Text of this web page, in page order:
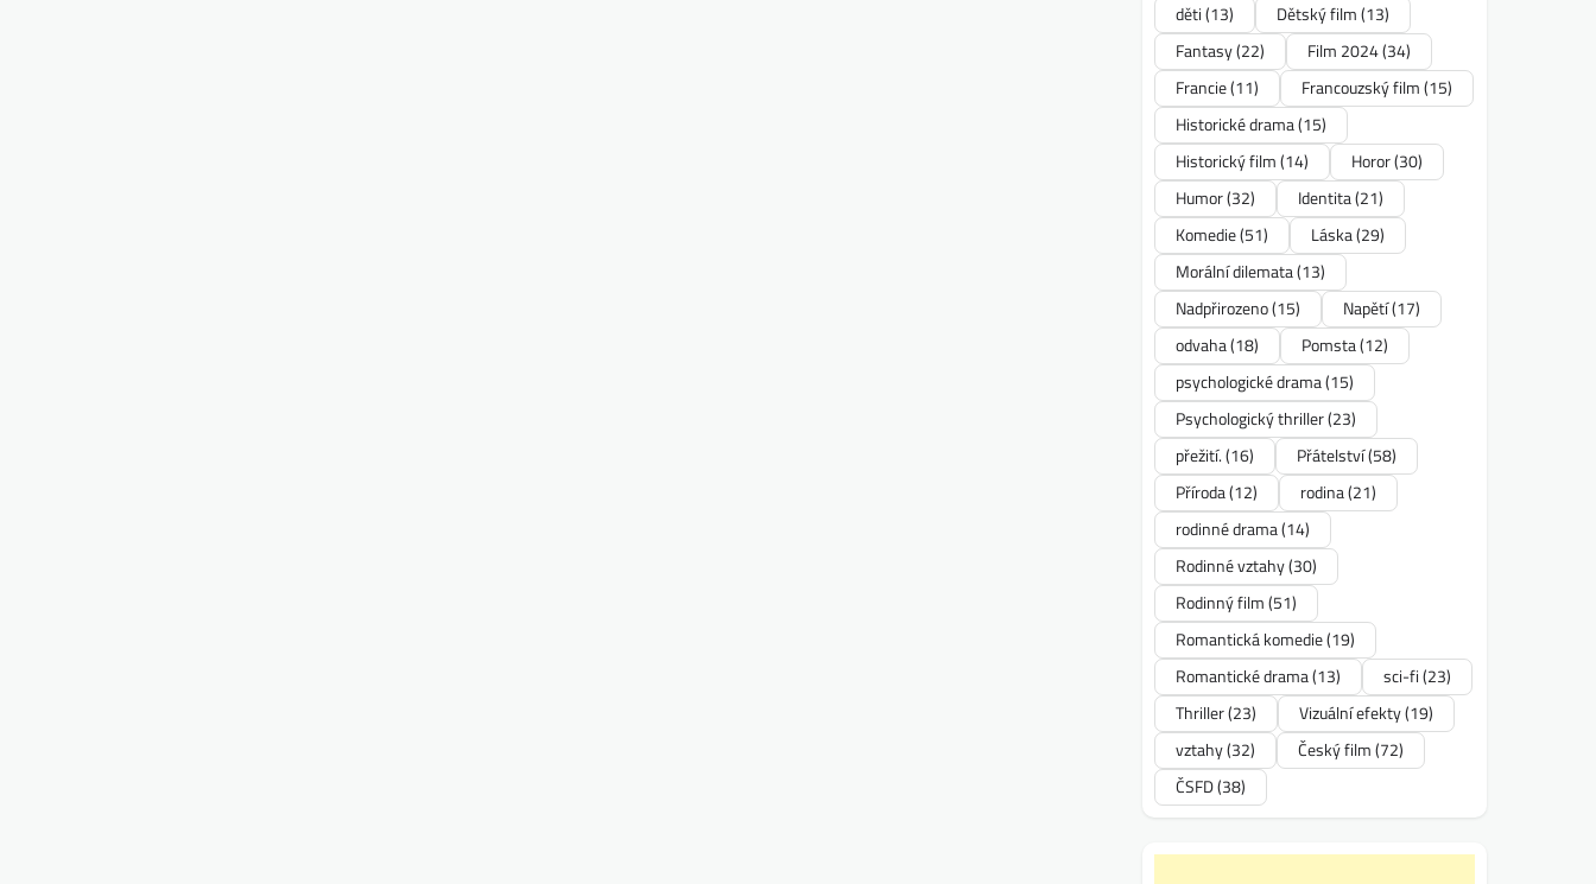
děti(13) Dětský film(13)
Fantasy(22) Film 2024(34)
Francie(11) Francouzský film(15)
Historické drama(15)
Historický film(14) Horor(30)
Humor(32) Identita(21)
Komedie(51) Láska(29)
Morální dilemata(13)
Nadpřirozeno(15) Napětí(17)
odvaha(18) Pomsta(12)
psychologické drama(15)
Psychologický thriller(23)
přežití.(16) Přátelství(58)
Příroda(12) rodina(21)
rodinné drama(14)
Rodinné vztahy(30)
Rodinný film(51)
Romantická komedie(19)
Romantické drama(13) sci-fi(23)
Thriller(23) Vizuální efekty(19)
vztahy(32) Český film(72)
ČSFD(38)